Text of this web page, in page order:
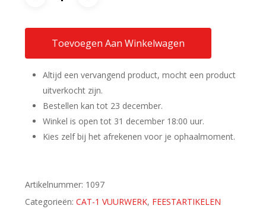
Toevoegen Aan Winkelwagen
Altijd een vervangend product, mocht een product
uitverkocht zijn.
Bestellen kan tot 23 december.
Winkel is open tot 31 december 18:00 uur.
Kies zelf bij het afrekenen voor je ophaalmoment.
Artikelnummer: 1097
Categorieën: CAT-1 VUURWERK, FEESTARTIKELEN